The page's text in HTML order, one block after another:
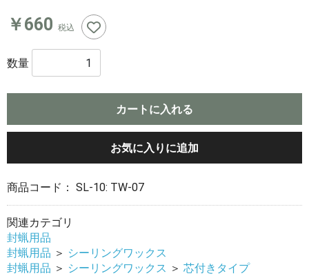
￥660 税込
数量
カートに入れる
お気に入りに追加
商品コード： SL-10: TW-07
関連カテゴリ
封蝋用品
封蝋用品 ＞ シーリングワックス
封蝋用品 ＞ シーリングワックス ＞ 芯付きタイプ